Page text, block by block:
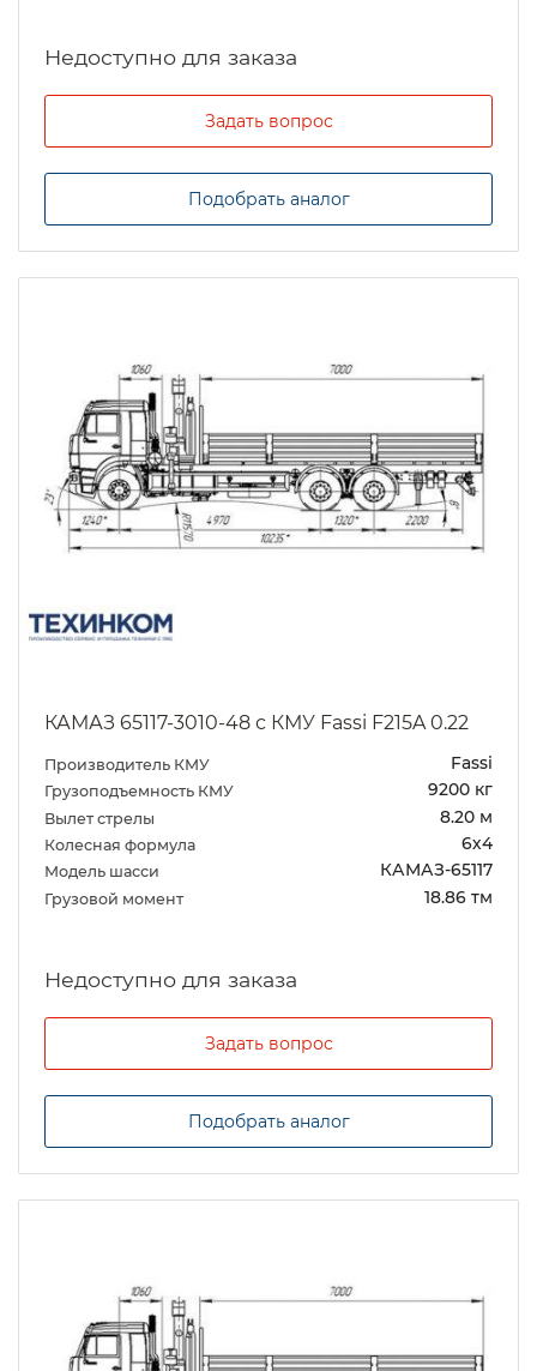
Задать вопрос
Подобрать аналог
КАМАЗ 65117-3010-48 с КМУ Fassi F215A 0.22
Производитель КМУ Fassi
Грузоподъемность КМУ 9200 кг
Вылет стрелы 8.20 м
Колесная формула 6х4
Модель шасси КАМАЗ-65117
Грузовой момент 18.86 тм
Задать вопрос
Подобрать аналог